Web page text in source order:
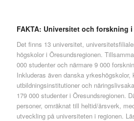
FAKTA: Universitet och forskning
Det finns 13 universitet,
högskolor i Öresundsregionen.
000 studenter och närmare 9 000
Inkluderas även danska yrkeshögskolor,
utbildningsinstitutioner och
179 000 studenter i Öresundsregionen.
personer, omräknat till heltid/årsverk,
utveckling på universiteten i regionen.